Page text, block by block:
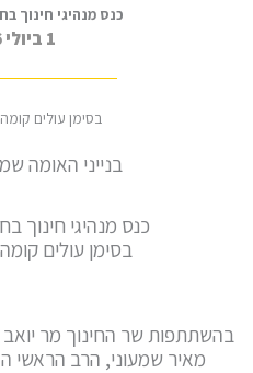
כנס מנהיגי חינוך
1 ביולי 2026
בסימן עולים
בנייני האומה
כנס מנהיגי
בסימן עולים
בהשתתפות שר החינוך מר
מאיר שמעוני, הרב הראשי